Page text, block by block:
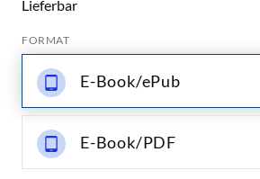
Lieferbar
FORMAT
E-Book/ePub
E-Book/PDF